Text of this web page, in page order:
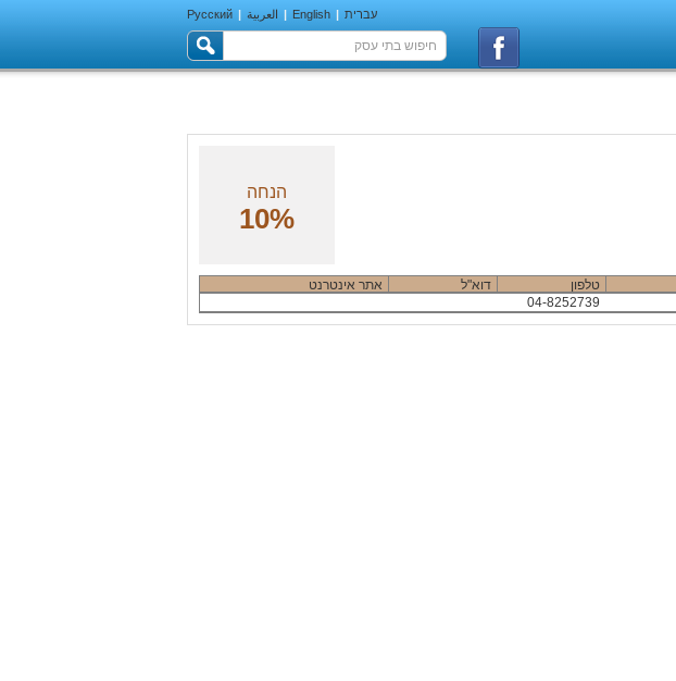
עברית |
English
| العربية |
Русский
הנחה
10%
טלפון דוא"ל
אתר אינטרנט
04-8252739